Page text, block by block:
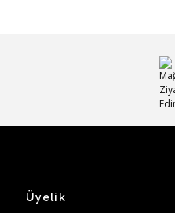
Üyelik